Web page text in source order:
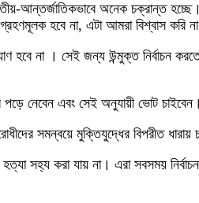
আন্তর্জাতিকভাবে অনেক চক্রান্ত হচ্ছে।
হবে না, এটা আমরা বিশ্বাস করি
হবে না । সেই জন্য উন্মুক্ত নির্বাচন
পড়ে নেবেন এবং সেই অনুযায়ী ভোট চাইবেন।
সমন্বয়ে মুক্তিযুদ্ধের বিপরীত ধারায়
সহ্য করা যায় না। এরা সবসময়